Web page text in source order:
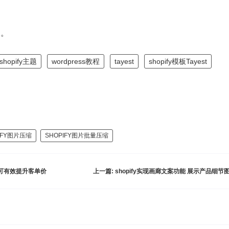
shopify主题 wordpress教程 tayest shopify模板Tayest
图片压缩 SHOPIFY图片批量压缩
上一篇:shopify实现画廊文案功能 展示产品细节
有效提升客单价